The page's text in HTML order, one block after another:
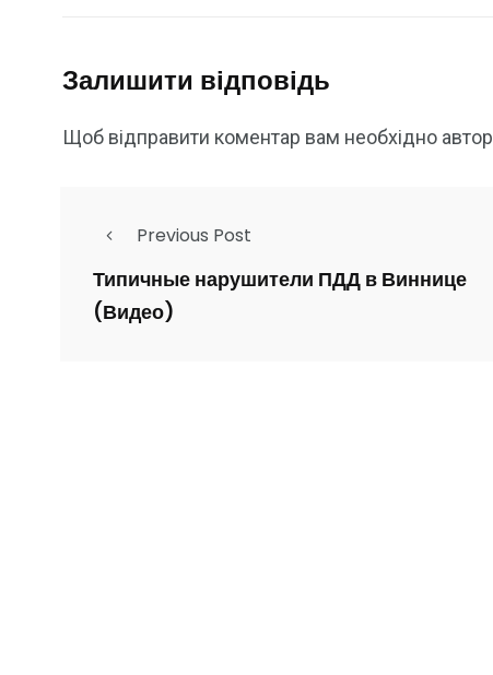
Залишити відповідь
Щоб відправити коментар вам необхідно
Previous Post
Типичные нарушители ПДД в Виннице
(Видео)